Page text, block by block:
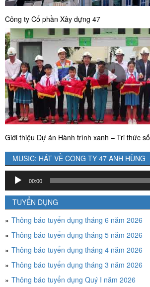
Công ty Cổ phần Xây dựng 47
Giới thiệu Dự án Hành trình xanh – Tri thức số
MUSIC: HÁT VỀ CÔNG TY 47 ANH HÙNG
Trình
chơi
Audio
00:00
TUYỂN DỤNG
Thông báo tuyển dụng tháng 6 năm 2026
Thông báo tuyển dụng tháng 5 năm 2026
Thông báo tuyển dụng tháng 4 năm 2026
Thông báo tuyển dụng tháng 3 năm 2026
Thông báo tuyển dụng Quý I năm 2026